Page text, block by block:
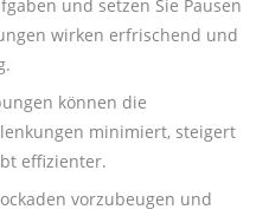
und setzen Sie Pausen
wirken erfrischend und
können die
minimiert, steigert
effizienter.
vorzubeugen und